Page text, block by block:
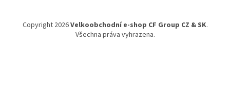
Copyright 2026Velkoobchodní e-shop CF Group CZ & SK.
Všechna práva vyhrazena.